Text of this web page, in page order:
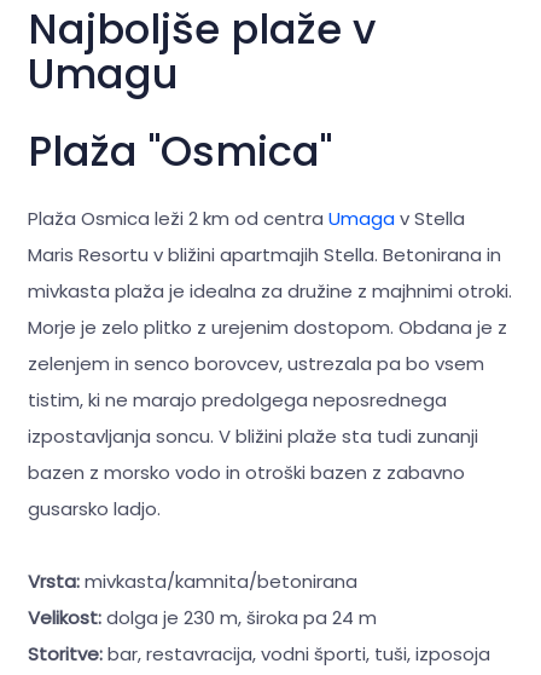
Najboljše plaže v
Umagu
Plaža "Osmica"
Plaža Osmica leži 2 km od centra Umagav Stella
Maris Resortu v bližini apartmajih Stella. Betonirana in
mivkasta plaža je idealna za družine z majhnimi otroki.
Morje je zelo plitko z urejenim dostopom. Obdana je z
zelenjem in senco borovcev, ustrezala pa bo vsem
tistim, ki ne marajo predolgega neposrednega
izpostavljanja soncu. V bližini plaže sta tudi zunanji
bazen z morsko vodo in otroški bazen z zabavno
gusarsko ladjo.
Vrsta:mivkasta/kamnita/betonirana
Velikost:dolga je 230 m, široka pa 24 m
Storitve:bar, restavracija, vodni športi, tuši, izposoja